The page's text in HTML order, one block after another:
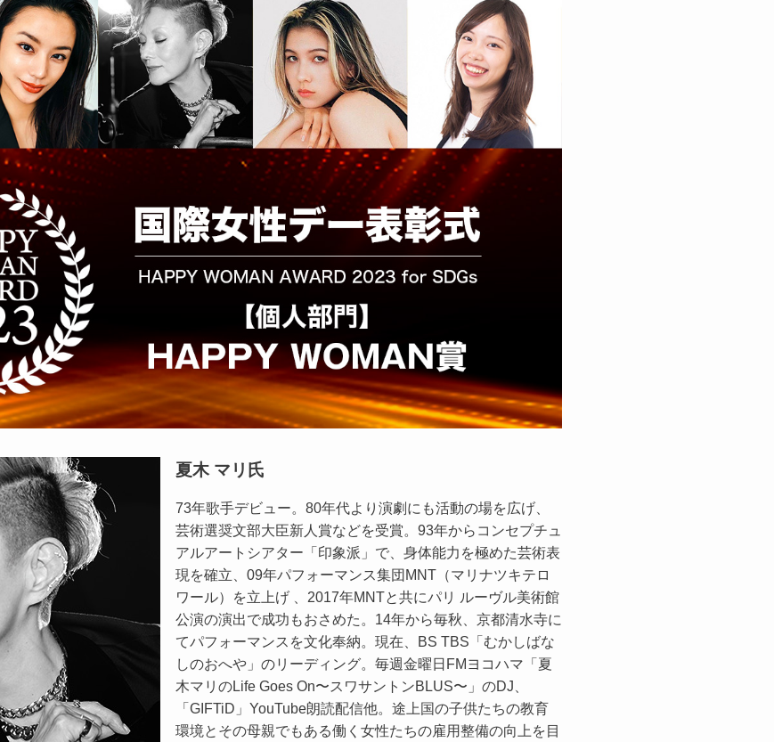
夏木 マリ氏
73年歌手デビュー。80年代より演劇にも活動の場を広げ、
芸術選奨文部大臣新人賞などを受賞。93年からコンセプチュ
アルアートシアター「印象派」で、身体能力を極めた芸術表
現を確立、09年パフォーマンス集団MNT（マリナツキテロ
ワール）を立上げ 、2017年MNTと共にパリ ルーヴル美術館
公演の演出で成功もおさめた。14年から毎秋、京都清水寺に
てパフォーマンスを文化奉納。現在、BS TBS「むかしばな
しのおへや」のリーディング。毎週金曜日FMヨコハマ「夏
木マリのLife Goes On〜スワサントンBLUS〜」のDJ、
「GIFTiD」YouTube朗読配信他。途上国の子供たちの教育
環境とその母親でもある働く女性たちの雇用整備の向上を目